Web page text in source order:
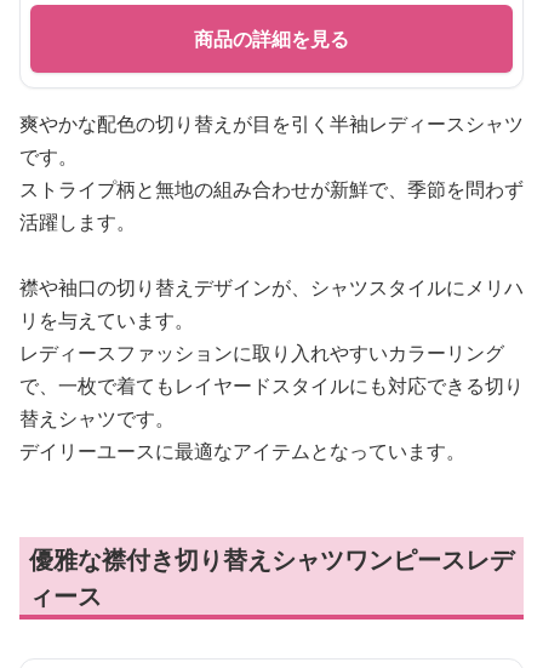
商品の詳細を見る
爽やかな配色の切り替えが目を引く半袖レディースシャツ
です。
ストライプ柄と無地の組み合わせが新鮮で、季節を問わず
活躍します。
襟や袖口の切り替えデザインが、シャツスタイルにメリハ
リを与えています。
レディースファッションに取り入れやすいカラーリング
で、一枚で着てもレイヤードスタイルにも対応できる切り
替えシャツです。
デイリーユースに最適なアイテムとなっています。
優雅な襟付き切り替えシャツワンピースレデ
ィース